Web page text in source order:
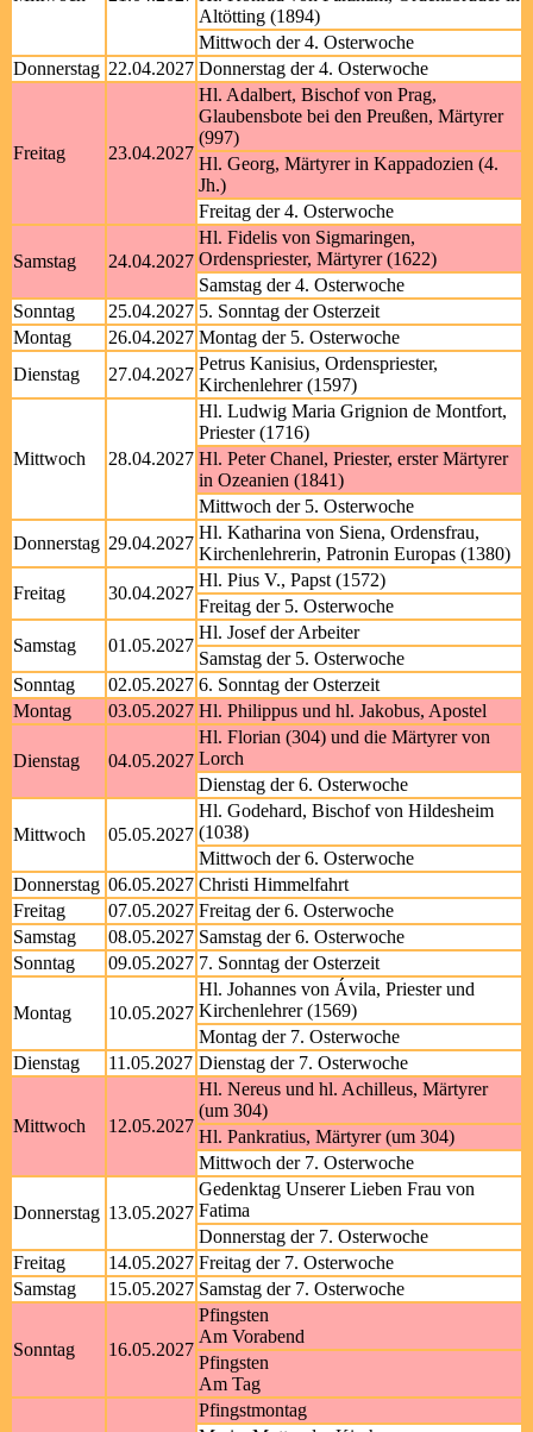
Altötting (1894)
Mittwoch der 4. Osterwoche
Donnerstag 22.04.2027 Donnerstag der 4. Osterwoche
Freitag 23.04.2027
Hl. Adalbert, Bischof von Prag,
Glaubensbote bei den Preußen, Märtyrer
(997)
Hl. Georg, Märtyrer in Kappadozien (4.
Jh.)
Freitag der 4. Osterwoche
Samstag 24.04.2027
Hl. Fidelis von Sigmaringen,
Ordenspriester, Märtyrer (1622)
Samstag der 4. Osterwoche
Sonntag
25.04.2027 5. Sonntag der Osterzeit
Montag
26.04.2027 Montag der 5. Osterwoche
Dienstag
27.04.2027
Petrus Kanisius, Ordenspriester,
Kirchenlehrer (1597)
Mittwoch 28.04.2027
Hl. Ludwig Maria Grignion de Montfort,
Priester (1716)
Hl. Peter Chanel, Priester, erster Märtyrer
in Ozeanien (1841)
Mittwoch der 5. Osterwoche
Donnerstag 29.04.2027
Hl. Katharina von Siena, Ordensfrau,
Kirchenlehrerin, Patronin Europas (1380)
Freitag
30.04.2027
Hl. Pius V., Papst (1572)
Freitag der 5. Osterwoche
Samstag
01.05.2027
Hl. Josef der Arbeiter
Samstag der 5. Osterwoche
Sonntag
02.05.2027 6. Sonntag der Osterzeit
Montag
03.05.2027 Hl. Philippus und hl. Jakobus, Apostel
Dienstag 04.05.2027
Hl. Florian (304) und die Märtyrer von
Lorch
Dienstag der 6. Osterwoche
Mittwoch 05.05.2027
Hl. Godehard, Bischof von Hildesheim
(1038)
Mittwoch der 6. Osterwoche
Donnerstag 06.05.2027 Christi Himmelfahrt
Freitag
07.05.2027 Freitag der 6. Osterwoche
Samstag
08.05.2027 Samstag der 6. Osterwoche
Sonntag
09.05.2027 7. Sonntag der Osterzeit
Montag 10.05.2027
Hl. Johannes von Ávila, Priester und
Kirchenlehrer (1569)
Montag der 7. Osterwoche
Dienstag
11.05.2027 Dienstag der 7. Osterwoche
Mittwoch 12.05.2027
Hl. Nereus und hl. Achilleus, Märtyrer
(um 304)
Hl. Pankratius, Märtyrer (um 304)
Mittwoch der 7. Osterwoche
Donnerstag 13.05.2027
Gedenktag Unserer Lieben Frau von
Fatima
Donnerstag der 7. Osterwoche
Freitag
14.05.2027 Freitag der 7. Osterwoche
Samstag
15.05.2027 Samstag der 7. Osterwoche
Sonntag 16.05.2027
Pfingsten
Am Vorabend
Pfingsten
Am Tag
Pfingstmontag